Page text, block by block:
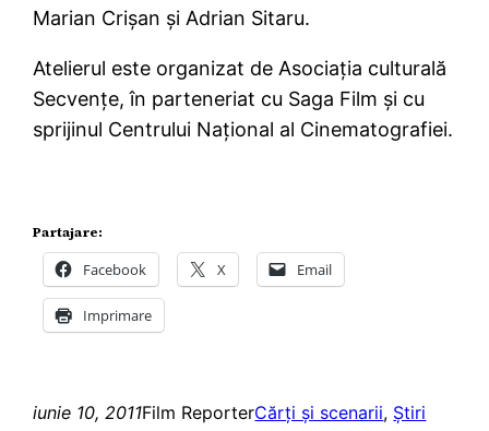
Marian Crişan şi Adrian Sitaru.
Atelierul este organizat de Asociaţia culturală
Secvenţe, în parteneriat cu Saga Film şi cu
sprijinul Centrului Naţional al Cinematografiei.
Partajare:
Facebook X Email
Imprimare
iunie 10, 2011Film ReporterCărţi şi scenarii, Ştiri